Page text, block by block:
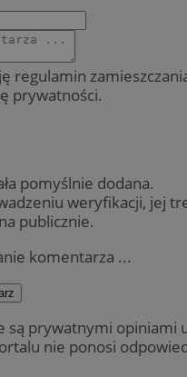
regulamin
prywatności.
pomyślnie dodana.
weryfikacji, jej
publicznie.
komentarza ...
są prywatnymi opiniami
nie ponosi